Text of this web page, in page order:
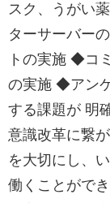
スク、うがい
ターサーバー
トの実施 ◆コ
の実施 ◆アン
する課題が 明
意識改革に繋
を大切にし、
働くことがで